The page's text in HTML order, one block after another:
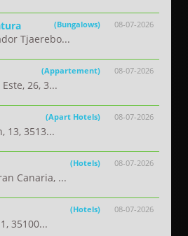
08-07-2026
(Bungalows)
Tjaerebo...
08-07-2026
(Appartement)
26, 3...
08-07-2026
(Apart Hotels)
13, 3513...
08-07-2026
(Hotels)
Canaria, ...
08-07-2026
(Hotels)
35100...